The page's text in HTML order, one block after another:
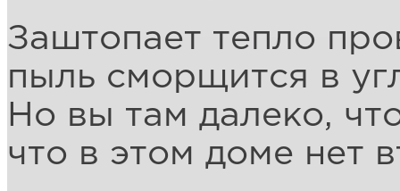
Заштопает тепло
пыль сморщится в
Но вы там далеко,
что в этом доме нет